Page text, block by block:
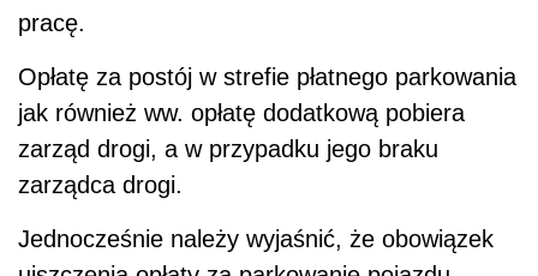
pracę.
Opłatę za postój w strefie płatnego parkowania
jak również ww. opłatę dodatkową pobiera
zarząd drogi, a w przypadku jego braku
zarządca drogi.
Jednocześnie należy wyjaśnić, że obowiązek